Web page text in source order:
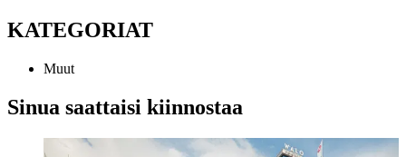
KATEGORIAT
Muut
Sinua saattaisi kiinnostaa